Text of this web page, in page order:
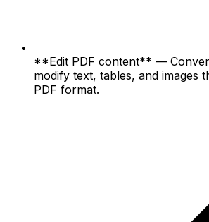
**Edit PDF content** —
modify text, tables, and images
PDF format.